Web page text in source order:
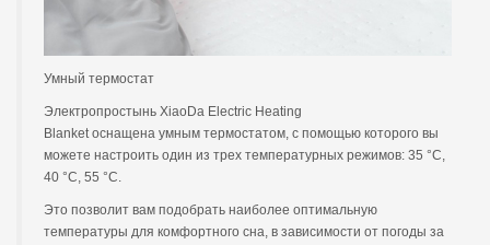
Умный термостат
Электропростынь XiaoDa Electric Heating
Blanket оснащена умным термостатом, с помощью которого вы
можете настроить один из трех температурных режимов: 35 °C,
40 °C, 55 °C.
Это позволит вам подобрать наиболее оптимальную
температуры для комфортного сна, в зависимости от погоды за